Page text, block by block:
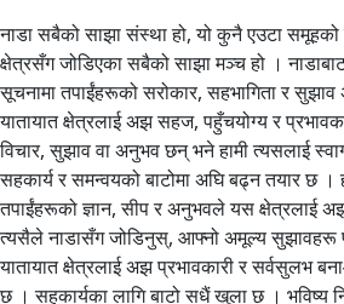
नाडा सबैको साझा संस्था हो, यो कुनै एउटा समूहको
क्षेत्रसँग जोडिएका सबैको साझा मञ्च हो ।
सूचनामा तपाईंहरूको सरोकार, सहभागिता र सुझाव
यातायात क्षेत्रलाई अझ सहज, पहुँचयोग्य र
विचार, सुझाव वा अनुभव छन् भने हामी त्यसलाई
सहकार्य र समन्वयको बाटोमा अघि बढ्न तयार छ ।
तपाईंहरूको ज्ञान, सीप र अनुभवले यस क्षेत्रलाई
त्यसैले नाडासँग जोडिनुस्, आफ्नो अमूल्य सुझावहरू
यातायात क्षेत्रलाई अझ प्रभावकारी र सर्वसुलभ
छ । सहकार्यका लागि बाटो सधैं खुला छ । भविष्य